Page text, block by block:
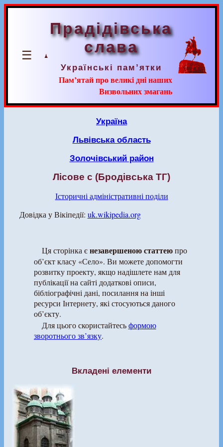
☰
Прадідівська
слава
Українські пам’ятки
Пам’ятай про великі дні наших
Визвольних змагань
Україна
Львівська область
Золочівський район
Лісове с (Бродівська ТГ)
Історичні адміністративні поділи
Довідка у Вікіпедії: uk.wikipedia.org
Ця сторінка єнезавершеною статтеюпро
об’єкт класу «Село». Ви можете допомогти
розвитку проекту, якщо надішлете нам для
публікації на сайті додаткові описи,
бібліографічні дані, посилання на інші
ресурси Інтернету, які стосуються даного
об’єкту.
Для цього скористайтесьформою
зворотнього зв’язку.
Вкладені елементи